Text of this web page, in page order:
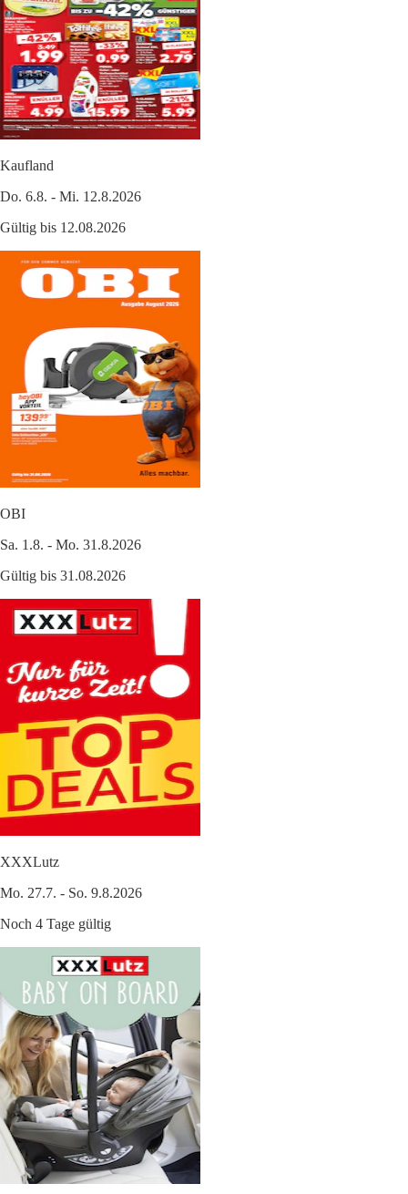
Kaufland
Do. 6.8. - Mi. 12.8.2026
Gültig bis 12.08.2026
OBI
Sa. 1.8. - Mo. 31.8.2026
Gültig bis 31.08.2026
XXXLutz
Mo. 27.7. - So. 9.8.2026
Noch 4 Tage gültig